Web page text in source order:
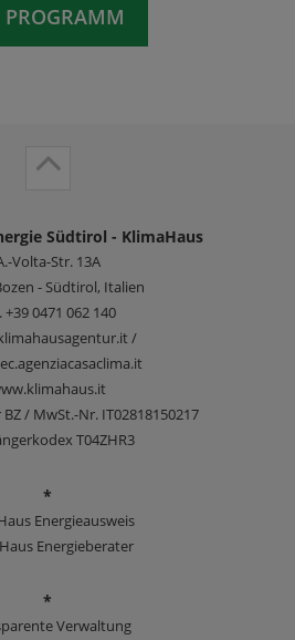
Südtirol - KlimaHaus
Volta-Str. 13A
- Südtirol, Italien
+39 0471 062 140
/
/ MwSt.-Nr. IT02818150217
T04ZHR3
*
Energieausweis
Energieberater
*
Verwaltung